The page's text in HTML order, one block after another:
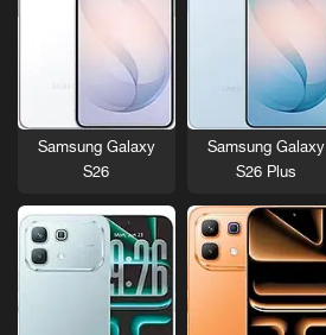
Samsung Galaxy
S26 Plus
Samsung Galaxy
S26